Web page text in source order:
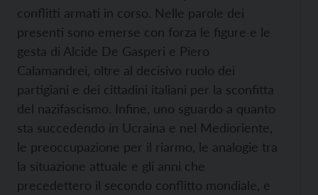
conflitti armati in corso. Nelle parole dei
presenti sono emerse con forza le figure e le
gesta di Alcide De Gasperi e Piero
Calamandrei, oltre al decisivo ruolo dei
partigiani e dei cittadini italiani per la sconfitta
del nazifascismo. Infine, uno sguardo a quanto
sta succedendo in Ucraina e nel Medioriente,
le preoccupazione per il riarmo, le analogie tra
la situazione attuale e gli anni che
precedettero il secondo conflitto mondiale, e